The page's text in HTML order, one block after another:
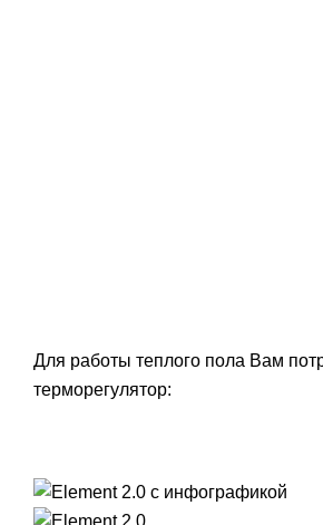
Для работы теплого пола Вам
терморегулятор: